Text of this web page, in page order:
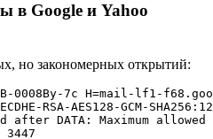
в Google и Yahoo
но закономерных открытий:
0008By-7c H=mail-lf1-
RSA-AES128-GCM-
after DATA: Maximum